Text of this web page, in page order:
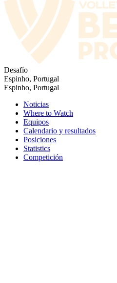
Desafío
Espinho, Portugal
Espinho, Portugal
Noticias
Where to Watch
Equipos
Calendario y resultados
Posiciones
Statistics
Competición